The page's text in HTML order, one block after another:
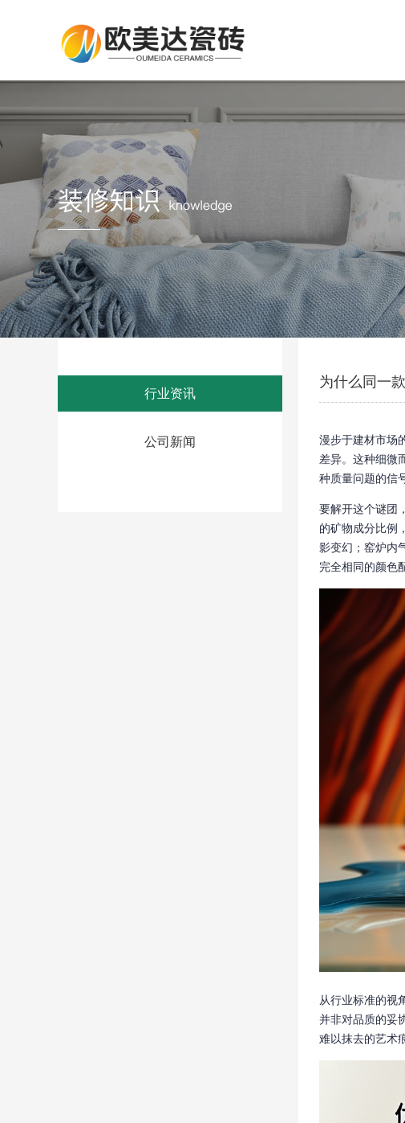
行业资讯
公司新闻
为什么同一
漫步于建材市场
差异。这种细微
种质量问题的信
要解开这个谜团
的矿物成分比例
影变幻；窑炉内
完全相同的颜色
从行业标准的视
并非对品质的妥
难以抹去的艺术